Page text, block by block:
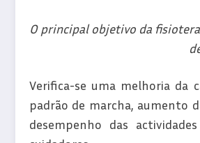
O principal objetivo da
Verifica-se uma melhoria da
padrão de marcha, aumento
desempenho das